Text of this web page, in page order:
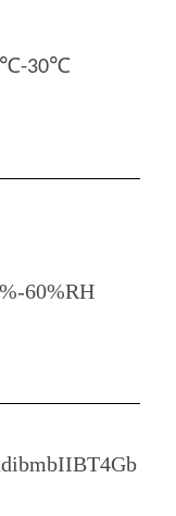
-30℃
60%RH